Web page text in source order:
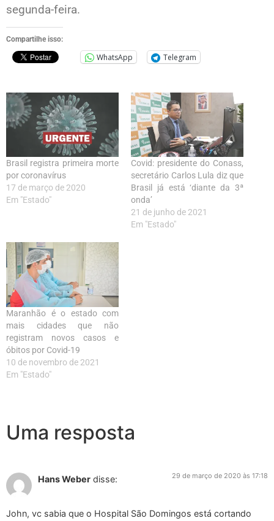
segunda-feira.
Compartilhe isso:
WhatsApp Telegram
Brasil registra primeira morte
por coronavírus
17 de março de 2020
Em "Estado"
Covid: presidente do Conass,
secretário Carlos Lula diz que
Brasil já está ‘diante da 3ª
onda’
21 de junho de 2021
Em "Estado"
Maranhão é o estado com
mais cidades que não
registram novos casos e
óbitos por Covid-19
10 de novembro de 2021
Em "Estado"
Uma resposta
Hans Weber disse: 29 de março de 2020 às 17:18
John, vc sabia que o Hospital São Domingos está cortando